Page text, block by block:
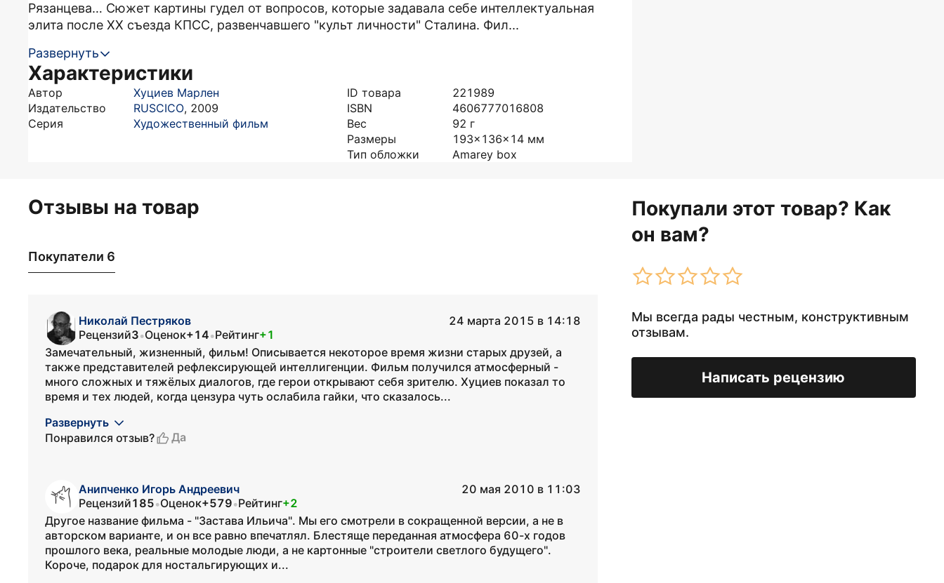
Рязанцева… Сюжет картины гудел от вопросов, которые задавала себе интеллектуальная
элита после XX съезда КПСС, развенчавшего "культ личности" Сталина. Фил...
Развернуть
Характеристики
Автор
Хуциев Марлен
Издательство
RUSCICO, 2009
Серия
Художественный фильм
ID товара
221989
ISBN
4606777016808
Вес
92 г
Размеры
193x136x14 мм
Тип обложки
Amarey box
Отзывы на товар
Покупали этот товар? Как
он вам?
Мы всегда рады честным, конструктивным
отзывам.
Написать рецензию
Покупатели 6
Николай Пестряков
24 марта 2015 в 14:18
Рецензий3•Оценок+14•Рейтинг+1
Замечательный, жизненный, фильм! Описывается некоторое время жизни старых друзей, а
также представителей рефлексирующей интеллигенции. Фильм получился атмосферный -
много сложных и тяжёлых диалогов, где герои открывают себя зрителю. Хуциев показал то
время и тех людей, когда цензура чуть ослабила гайки, что сказалось...
Развернуть
Понравился отзыв?
Да
Анипченко Игорь Андреевич
20 мая 2010 в 11:03
Рецензий185•Оценок+579•Рейтинг+2
Другое название фильма - "Застава Ильича". Мы его смотрели в сокращенной версии, а не в
авторском варианте, и он все равно впечатлял. Блестяще переданная атмосфера 60-х годов
прошлого века, реальные молодые люди, а не картонные "строители светлого будущего".
Короче, подарок для ностальгирующих и...